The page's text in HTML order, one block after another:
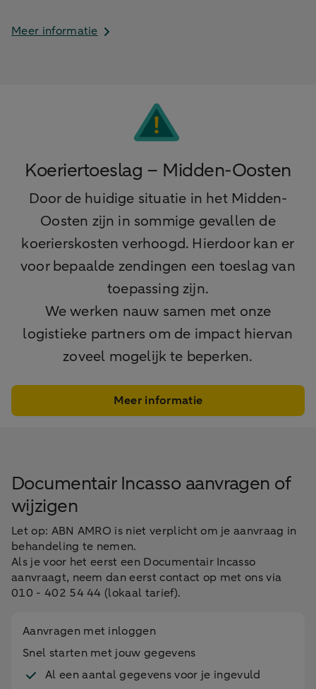
Meer informatie
Koeriertoeslag – Midden-Oosten
Door de huidige situatie in het Midden-
Oosten zijn in sommige gevallen de
koerierskosten verhoogd. Hierdoor kan er
voor bepaalde zendingen een toeslag van
toepassing zijn.
We werken nauw samen met onze
logistieke partners om de impact hiervan
zoveel mogelijk te beperken.
Meer informatie
Documentair Incasso aanvragen of
wijzigen
Let op: ABN AMRO is niet verplicht om je aanvraag in
behandeling te nemen.
Als je voor het eerst een Documentair Incasso
aanvraagt, neem dan eerst contact op met ons via
010 - 402 54 44 (lokaal tarief).
Aanvragen met inloggen
Snel starten met jouw gegevens
Al een aantal gegevens voor je ingevuld